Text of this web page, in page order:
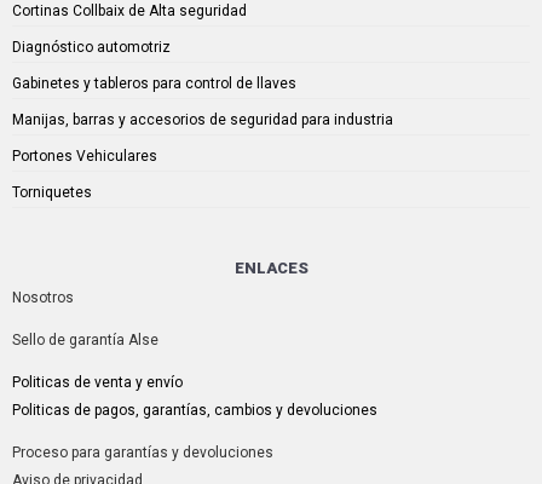
Cortinas Collbaix de Alta seguridad
Diagnóstico automotriz
Gabinetes y tableros para control de llaves
Manijas, barras y accesorios de seguridad para industria
Portones Vehiculares
Torniquetes
ENLACES
Nosotros
Sello de garantía Alse
Politicas de venta y envío
Politicas de pagos, garantías, cambios y devoluciones
Proceso para garantías y devoluciones
Aviso de privacidad